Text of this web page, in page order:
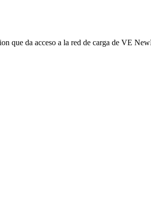
que da acceso a la red de carga de VE